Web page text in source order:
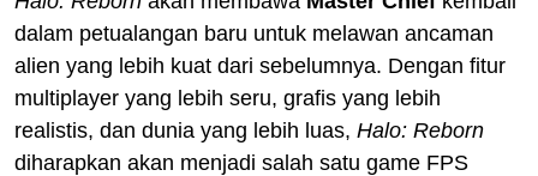
dalam petualangan baru untuk melawan ancaman
alien yang lebih kuat dari sebelumnya. Dengan fitur
multiplayer yang lebih seru, grafis yang lebih
realistis, dan dunia yang lebih luas, Halo: Reborn
diharapkan akan menjadi salah satu game FPS